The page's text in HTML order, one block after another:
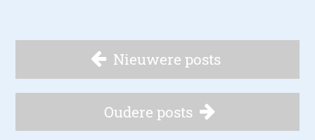
Nieuwere posts
Oudere posts